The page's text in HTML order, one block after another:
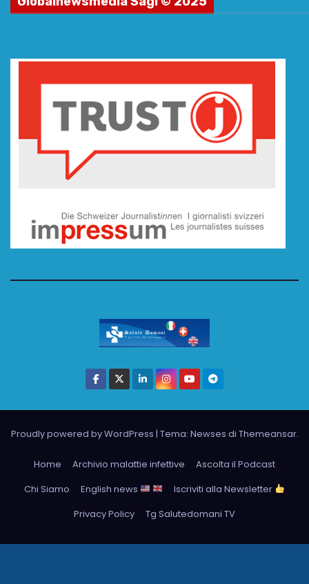
Proudly powered by WordPress | Tema: Newses di Themeansar.
Home Archivio malattie infettive
Ascolta il Podcast
Chi Siamo
English news
Iscriviti alla Newsletter
Privacy Policy
Tg Salutedomani TV